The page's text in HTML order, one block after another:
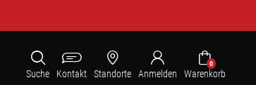
Suche Kontakt Standorte Anmelden
0
Warenkorb